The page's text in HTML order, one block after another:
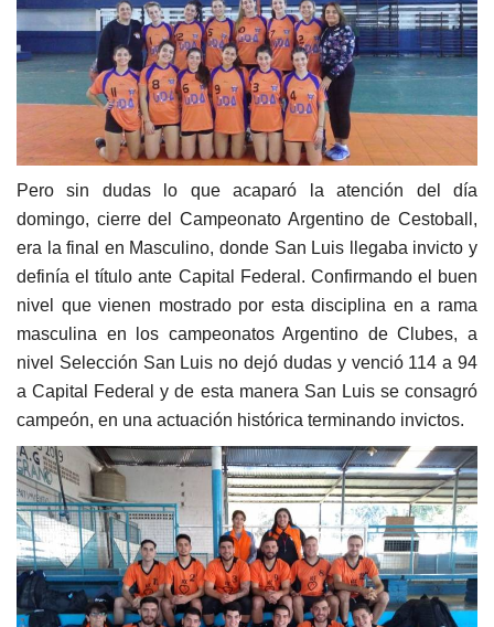
Pero sin dudas lo que acaparó la atención del día
domingo, cierre del Campeonato Argentino de Cestoball,
era la final en Masculino, donde San Luis llegaba invicto y
definía el título ante Capital Federal. Confirmando el buen
nivel que vienen mostrado por esta disciplina en a rama
masculina en los campeonatos Argentino de Clubes, a
nivel Selección San Luis no dejó dudas y venció 114 a 94
a Capital Federal y de esta manera San Luis se consagró
campeón, en una actuación histórica terminando invictos.